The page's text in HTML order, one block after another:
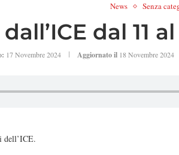
News Senza
dal 11
17 Novembre 2024 Aggiornato il 18 Novembre 2024
dell’ICE.